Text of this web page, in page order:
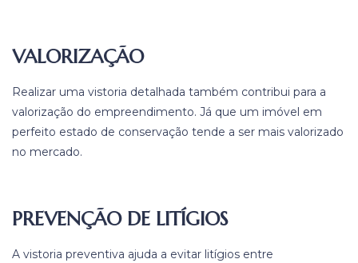
VALORIZAÇÃO
Realizar uma vistoria detalhada também contribui para a
valorização do empreendimento. Já que um imóvel em
perfeito estado de conservação tende a ser mais valorizado
no mercado.
PREVENÇÃO DE LITÍGIOS
A vistoria preventiva ajuda a evitar litígios entre